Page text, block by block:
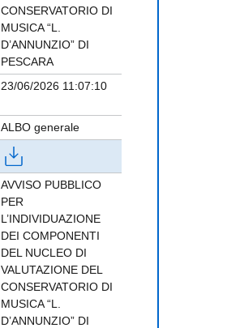
CONSERVATORIO DI
MUSICA “L.
D’ANNUNZIO” DI
PESCARA
23/06/2026 11:07:10
ALBO generale
AVVISO PUBBLICO
PER
L’INDIVIDUAZIONE
DEI COMPONENTI
DEL NUCLEO DI
VALUTAZIONE DEL
CONSERVATORIO DI
MUSICA “L.
D’ANNUNZIO” DI